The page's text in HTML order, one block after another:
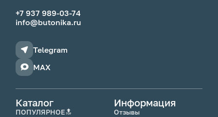
+7 937 989-03-74
info@butonika.ru
Telegram
MAX
Каталог
ПОПУЛЯРНОЕ🔝
Информация
Отзывы